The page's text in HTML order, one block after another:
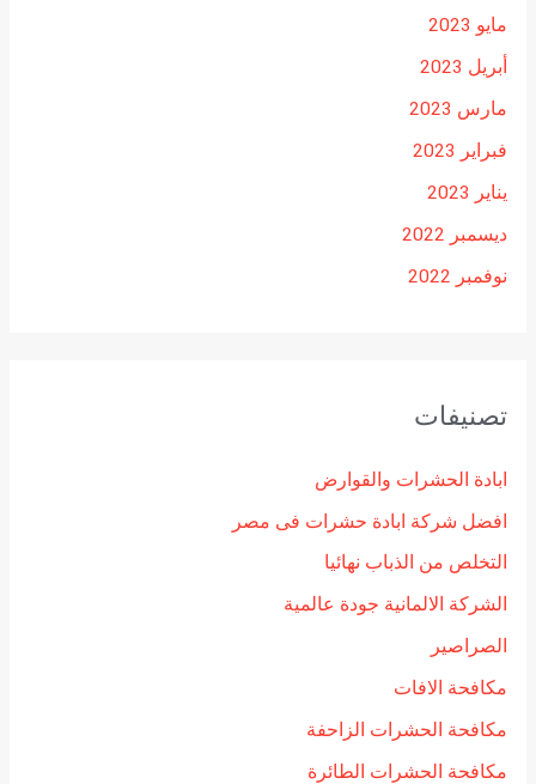
مايو 2023
أبريل 2023
مارس 2023
فبراير 2023
يناير 2023
ديسمبر 2022
نوفمبر 2022
تصنيفات
ابادة الحشرات والقوارض
افضل شركة ابادة حشرات فى مصر
التخلص من الذباب نهائيا
الشركة الالمانية جودة عالمية
الصراصير
مكافحة الافات
مكافحة الحشرات الزاحفة
مكافحة الحشرات الطائرة